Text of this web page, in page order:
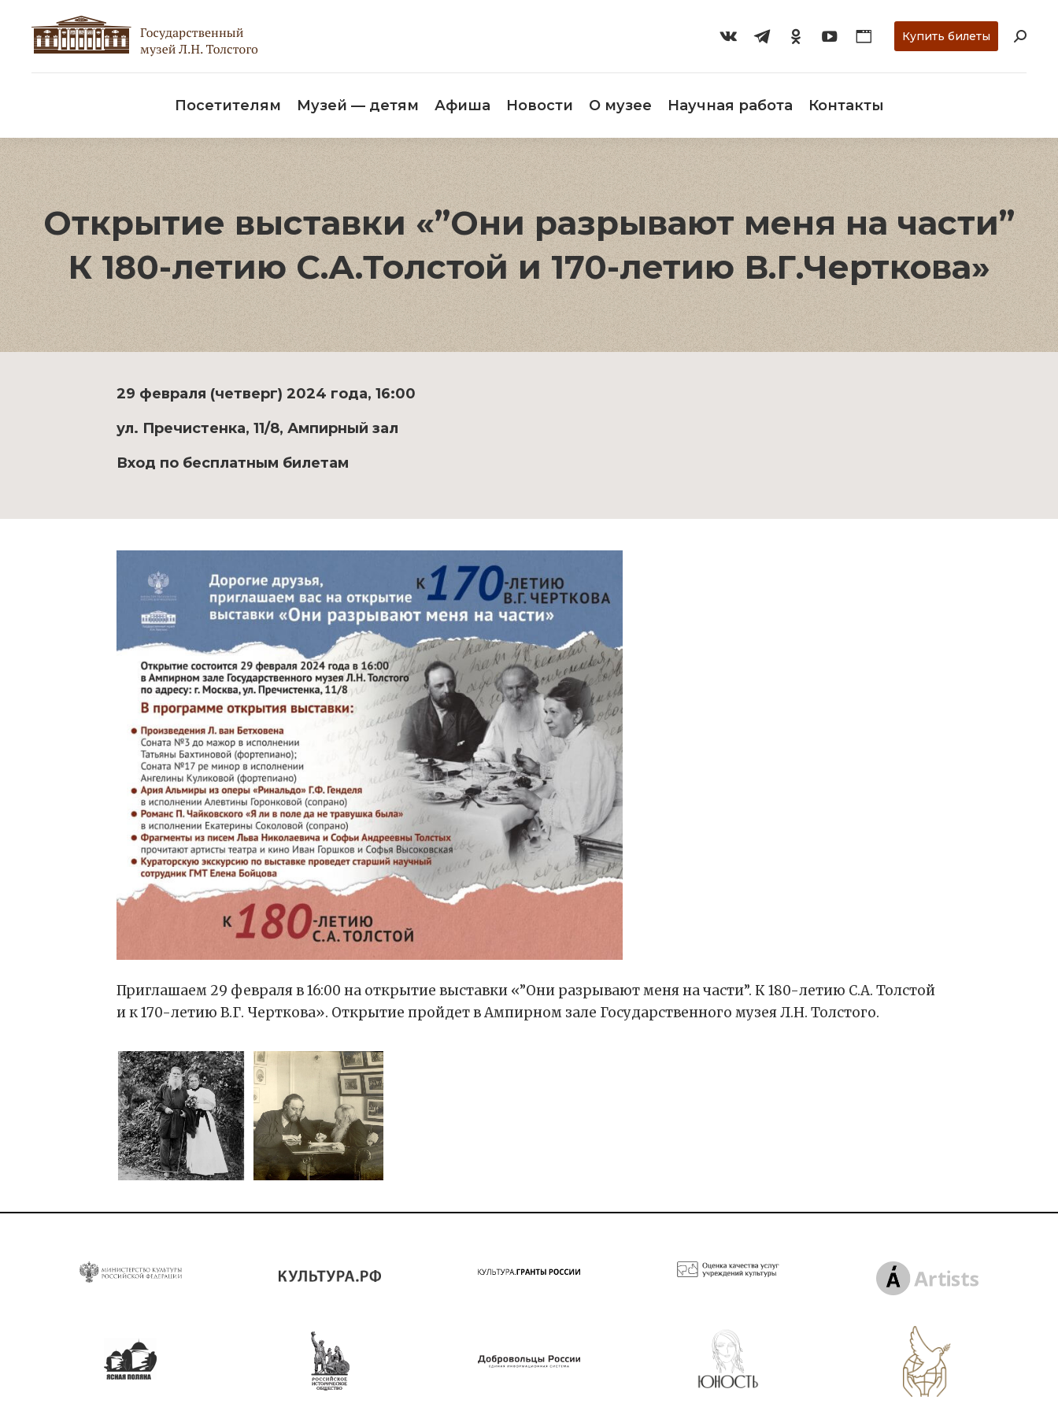
Купить билеты
Посетителям Музей — детям Афиша Новости О музее Научная работа Контакты
Открытие выставки «”Они разрывают меня на части”
К 180-летию С.А.Толстой и 170-летию В.Г.Черткова»
29 февраля (четверг) 2024 года, 16:00
ул. Пречистенка, 11/8, Ампирный зал
Вход по бесплатным билетам
Приглашаем 29 февраля в 16:00 на открытие выставки «”Они разрывают меня на части”. К 180-летию С.А. Толстой
и к 170-летию В.Г. Черткова». Открытие пройдет в Ампирном зале Государственного музея Л.Н. Толстого.
О музее Научная работа Контакты